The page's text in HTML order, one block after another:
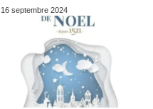
16 septembre 2024